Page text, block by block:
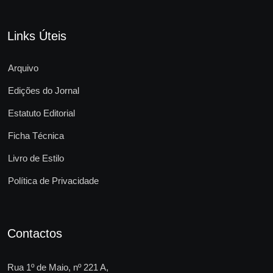
Links Úteis
Arquivo
Edições do Jornal
Estatuto Editorial
Ficha Técnica
Livro de Estilo
Política de Privacidade
Contactos
Rua 1º de Maio, nº 221 A,